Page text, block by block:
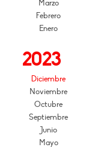
Marzo
Febrero
Enero
2023
Diciembre
Noviembre
Octubre
Septiembre
Junio
Mayo